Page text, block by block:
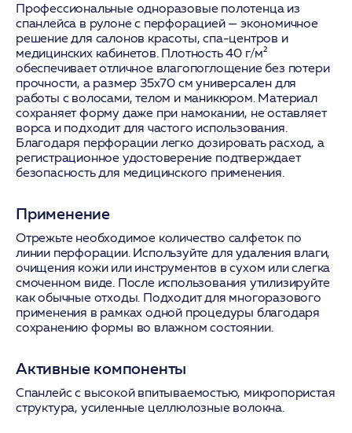
Профессиональные одноразовые полотенца из
спанлейса в рулоне с перфорацией — экономичное
решение для салонов красоты, спа-центров и
медицинских кабинетов. Плотность 40 г/м²
обеспечивает отличное влагопоглощение без потери
прочности, а размер 35х70 см универсален для
работы с волосами, телом и маникюром. Материал
сохраняет форму даже при намокании, не оставляет
ворса и подходит для частого использования.
Благодаря перфорации легко дозировать расход, а
регистрационное удостоверение подтверждает
безопасность для медицинского применения.
Применение
Отрежьте необходимое количество салфеток по
линии перфорации. Используйте для удаления влаги,
очищения кожи или инструментов в сухом или слегка
смоченном виде. После использования утилизируйте
как обычные отходы. Подходит для многоразового
применения в рамках одной процедуры благодаря
сохранению формы во влажном состоянии.
Активные компоненты
Спанлейс с высокой впитываемостью, микропористая
структура, усиленные целлюлозные волокна.